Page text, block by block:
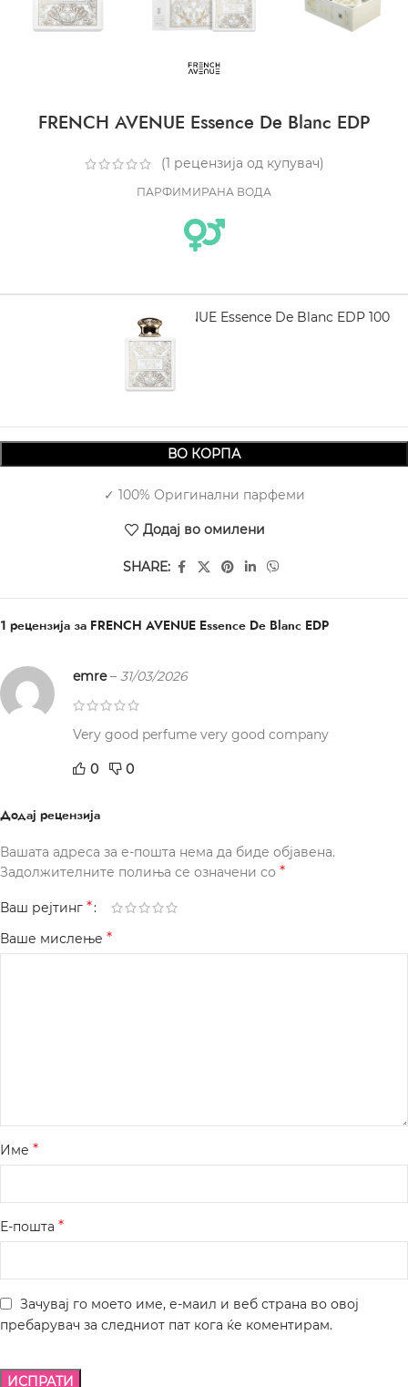
FRENCH AVENUE Essence De Blanc EDP
(1 рецензија од купувач)
ПАРФИМИРАНА ВОДА
FRENCH AVENUE Essence De Blanc EDP 100
2.170,00
ВО КОРПА
✓ 100% Оригинални парфеми
Додај во омилени
SHARE:
1 рецензија за FRENCH AVENUE Essence De Blanc EDP
emre– 31/03/2026
Very good perfume very good company
0 0
Додај рецензија
Вашата адреса за е-пошта нема да биде објавена.
Задолжителните полиња се означени со *
Ваш рејтинг *
Ваше мислење *
Име *
Е-пошта *
Зачувај го моето име, е-маил и веб страна во овој
пребарувач за следниот пат кога ќе коментирам.